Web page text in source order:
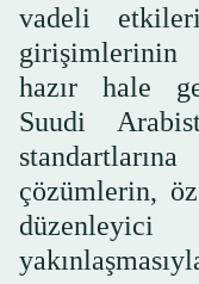
vadeli
girişimlerinin
hazır hale
Suudi
çözümlerin,
düzenleyici